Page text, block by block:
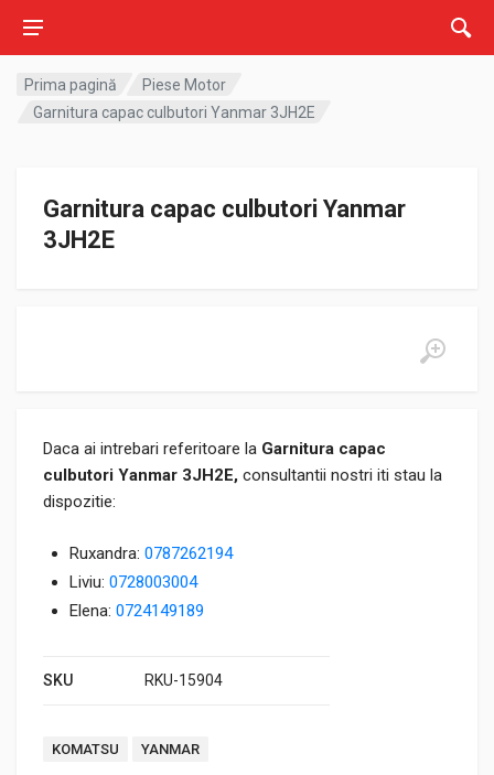
Prima pagină
Piese Motor
Garnitura capac culbutori Yanmar 3JH2E
Garnitura capac culbutori Yanmar
3JH2E
Daca ai intrebari referitoare la Garnitura capac
culbutori Yanmar 3JH2E, consultantii nostri iti stau la
dispozitie:
Ruxandra: 0787262194
Liviu: 0728003004
Elena: 0724149189
SKU RKU-15904
Tags:
KOMATSU YANMAR